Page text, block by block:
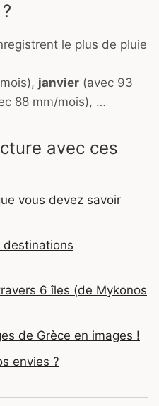
le plus de pluie
janvier (avec 93
88 mm/mois), …
avec ces
vous devez savoir
destinations
6 îles (de Mykonos
de Grèce en images !
envies ?